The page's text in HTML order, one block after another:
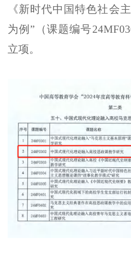
《新时代中国特色社会
为例”（课题编号
立项。